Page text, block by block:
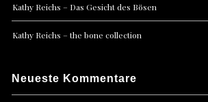
Kathy Reichs – Das Gesicht des Bösen
Kathy Reichs – the bone collection
Neueste Kommentare